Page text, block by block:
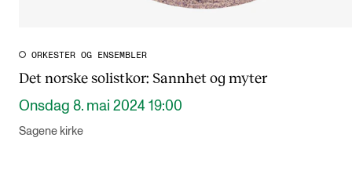
ORKESTER OG ENSEMBLER
Det norske solistkor: Sannhet og myter
Onsdag 8. mai 2024 19:00
Sagene kirke